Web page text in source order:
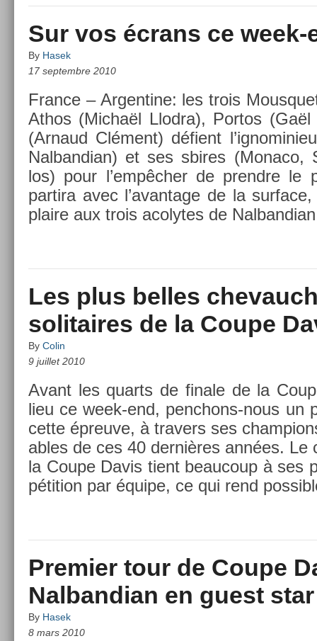
Sur vos écrans ce week-
By Hasek
17 septembre 2010
Fran­ce – Ar­gentine: les trois
Athos (Michaël Llod­ra), Por­tos
(Ar­naud Clément) défient
Nal­bandian) et ses sbires
los) pour l’empêcher de pre­ndre le
par­tira avec l’avan­tage de la
plaire aux trois acolytes de
Les plus belles
solitaires de la Coupe
By Colin
9 juillet 2010
Avant les quarts de fin­ale de la
lieu ce week-end, penchons-nous un
cette épre­uve, à trav­ers ses
ables de ces 40 dernières années. Le
la Coupe Davis tient be­aucoup à ses
péti­tion par équipe, ce qui rend
Premier tour de Coupe
Nalbandian en guest star
By Hasek
8 mars 2010